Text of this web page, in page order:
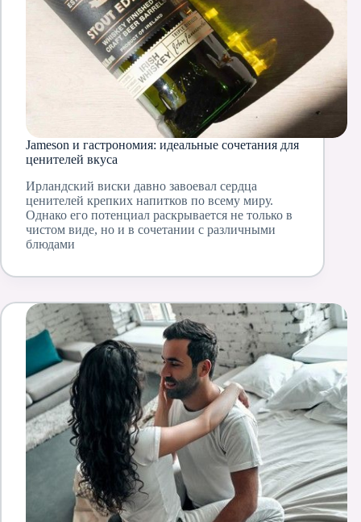
Jameson и гастрономия: идеальные сочетания для
ценителей вкуса
Ирландский виски давно завоевал сердца
ценителей крепких напитков по всему миру.
Однако его потенциал раскрывается не только в
чистом виде, но и в сочетании с различными
блюдами